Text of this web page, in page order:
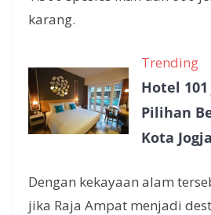
karang.
Trending
Hotel 101
Pilihan
Kota Jogja
Dengan kekayaan alam
jika Raja Ampat menjadi